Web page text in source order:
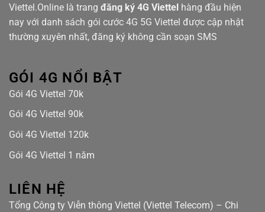
Viettel.Online là trang đăng ký 4G Viettel hàng đầu hiện
nay với danh sách gói cước 4G 5G Viettel được cập nhật
thường xuyên nhất, đăng ký không cần soạn SMS
GÓI 4G NỔI BẬT
Gói 4G Viettel 70k
Gói 4G Viettel 90k
Gói 4G Viettel 120k
Gói 4G Viettel 1 năm
LIÊN HỆ
Tổng Công ty Viễn thông Viettel (Viettel Telecom) – Chi